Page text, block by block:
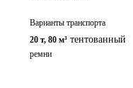
Варианты транспорта
20 т, 80 м³ тентованный
ремни